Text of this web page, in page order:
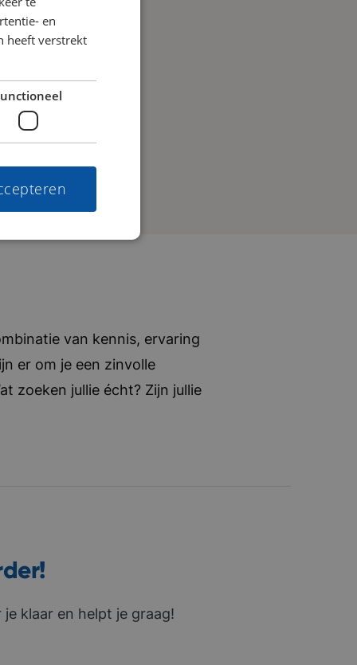
van kennis, ervaring
er om je een zinvolle
zoeken jullie écht? Zijn jullie
klaar en helpt je graag!
en
heeft verstrekt